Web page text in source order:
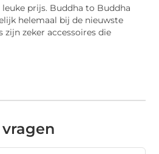
prijs. Buddha to Buddha
helemaal bij de nieuwste
zijn zeker accessoires die